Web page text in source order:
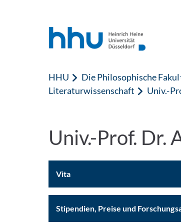
HHU Die Philosophische
Literaturwissenschaft
Univ.-
Univ.-Prof. Dr.
Vita
Stipendien, Preise und